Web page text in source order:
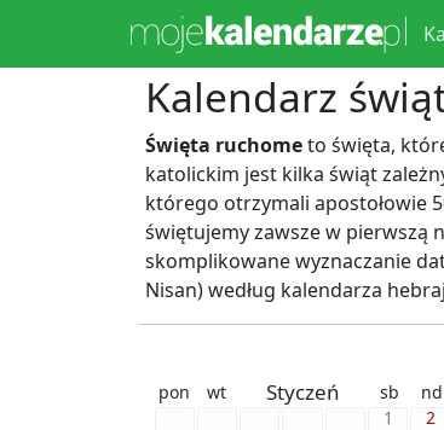
Kalendarz
Święta ruchometo święta,
katolickim jest kilka świąt
którego otrzymali apostołowie
świętujemy zawsze w pierwszą
skomplikowane wyznaczanie
Nisan) według kalendarza
pon
wt Styczeń sb
nd
1
2